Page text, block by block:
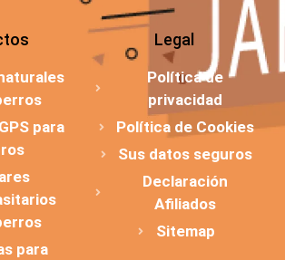
para
para
Legal
Política de
privacidad
Política de Cookies
Sus datos seguros
Declaración
Afiliados
Sitemap